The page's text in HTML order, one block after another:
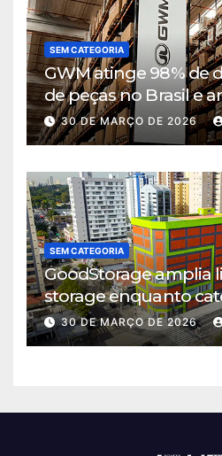
SEM CATEGORIA
GWM atinge 98% de
de peças no Brasil e
logística em Cajamar
30 DE MARÇO DE 2026
SEM CATEGORIA
GoodStorage amplia
storage enquanto
consolida em São
30 DE MARÇO DE 2026